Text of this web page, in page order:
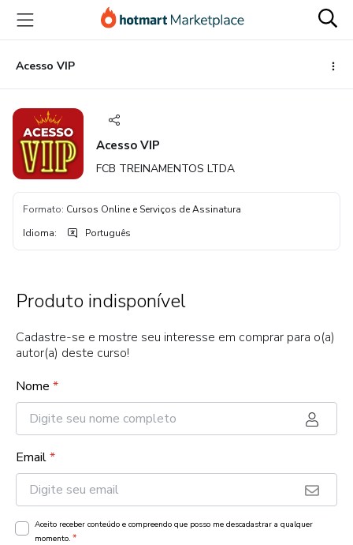
para
conteúdo
principal
para
pagamento
para
rodapé
Acesso VIP
Acesso VIP
FCB TREINAMENTOS LTDA
Formato: Cursos Online e Serviços de Assinatura
Idioma: Português
Produto indisponível
Cadastre-se e mostre seu interesse em comprar para o(a)
autor(a) deste curso!
Nome *
Email*
Aceito receber conteúdo e compreendo que posso me descadastrar a qualquer
momento. *